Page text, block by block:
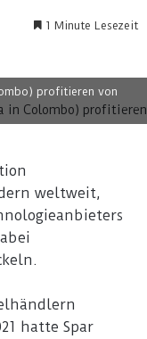
1 Minute Lesezeit
profitieren von
weltweit,
hatte Spar